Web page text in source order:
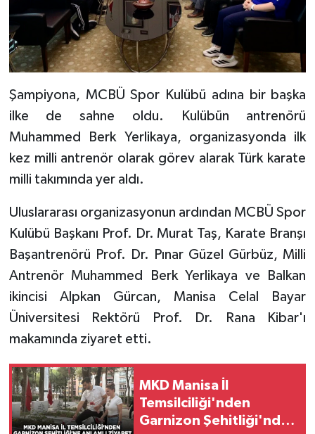
Şampiyona, MCBÜ Spor Kulübü adına bir başka
ilke de sahne oldu. Kulübün antrenörü
Muhammed Berk Yerlikaya, organizasyonda ilk
kez milli antrenör olarak görev alarak Türk karate
milli takımında yer aldı.
Uluslararası organizasyonun ardından MCBÜ Spor
Kulübü Başkanı Prof. Dr. Murat Taş, Karate Branşı
Başantrenörü Prof. Dr. Pınar Güzel Gürbüz, Milli
Antrenör Muhammed Berk Yerlikaya ve Balkan
ikincisi Alpkan Gürcan, Manisa Celal Bayar
Üniversitesi Rektörü Prof. Dr. Rana Kibar'ı
makamında ziyaret etti.
MKD Manisa İl
Temsilciliği'nden
Garnizon Şehitliği'nde